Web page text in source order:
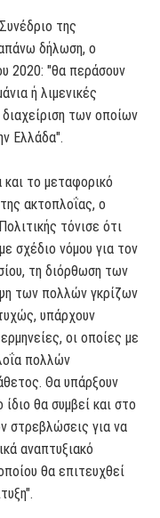
της
δήλωση, ο
2020: "θα περάσουν
ή λιμενικές
των οποίων
Ελλάδα".
το μεταφορικό
ακτοπλοΐας, ο
τόνισε ότι
σχέδιο νόμου για τον
τη διόρθωση των
των πολλών γκρίζων
υπάρχουν
οι οποίες με
πολλών
Θα υπάρξουν
θα συμβεί και στο
στρεβλώσεις για να
αναπτυξιακό
θα επιτευχθεί